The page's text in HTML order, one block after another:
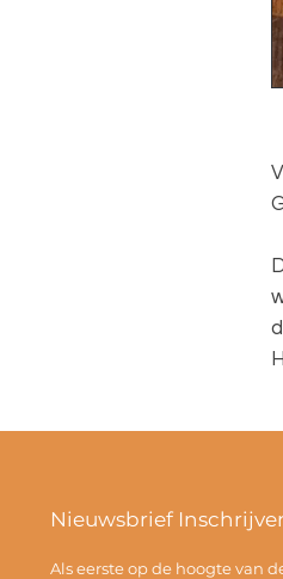
Nieuwsbrief
Als eerste op de hoogte van